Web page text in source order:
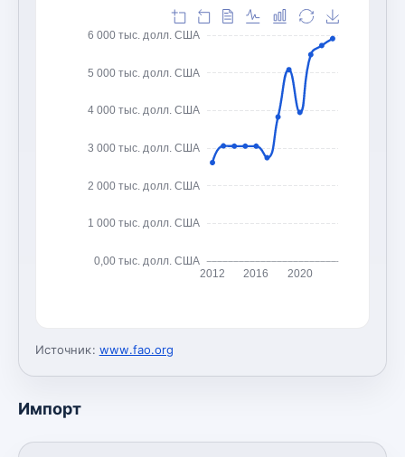
0,00 тыс. долл. США
1 000 тыс. долл. США
2 000 тыс. долл. США
3 000 тыс. долл. США
4 000 тыс. долл. США
5 000 тыс. долл. США
6 000 тыс. долл. США
2012 2016 2020
Источник: www.fao.org
Импорт